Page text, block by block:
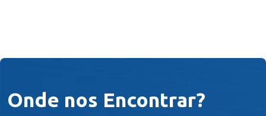
Onde nos Encontrar?